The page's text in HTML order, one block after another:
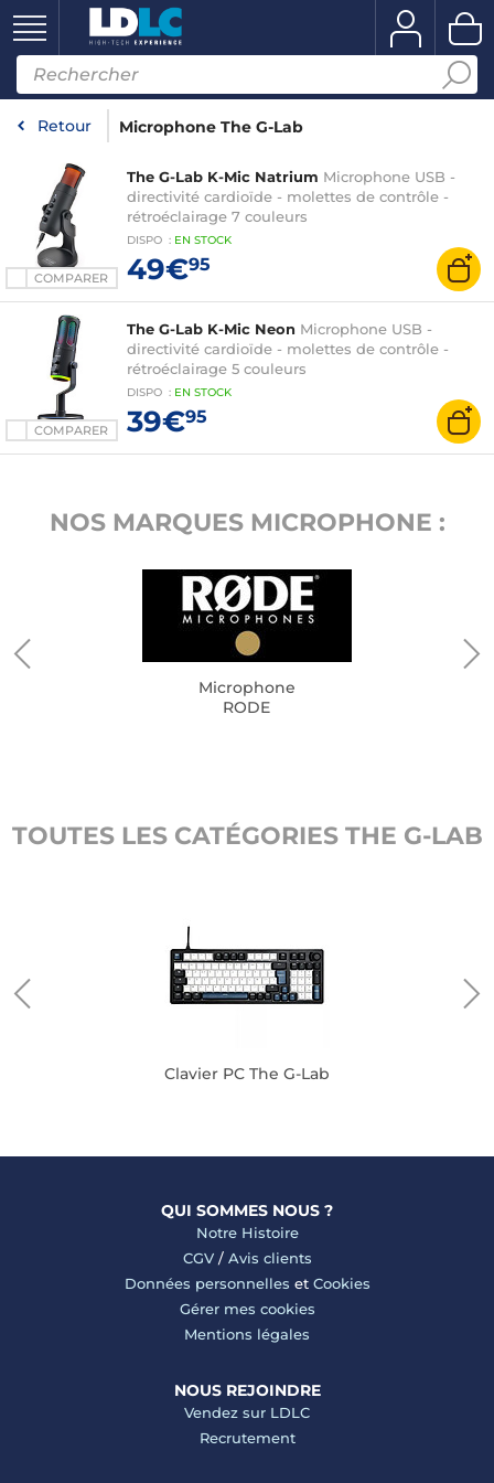
Retour Microphone The G-Lab
COMPARER
The G-Lab K-Mic Natrium Microphone USB -
directivité cardioïde - molettes de contrôle -
rétroéclairage 7 couleurs
DISPO : EN STOCK
49€95
COMPARER
The G-Lab K-Mic Neon Microphone USB -
directivité cardioïde - molettes de contrôle -
rétroéclairage 5 couleurs
DISPO : EN STOCK
39€95
NOS MARQUES MICROPHONE :
Microphone
RODE
TOUTES LES CATÉGORIES THE G-LAB
Clavier PC The G-Lab
QUI SOMMES NOUS ?
Notre Histoire
CGV/ Avis clients
Données personnelles et Cookies
Gérer mes cookies
Mentions légales
NOUS REJOINDRE
Vendez sur LDLC
Recrutement